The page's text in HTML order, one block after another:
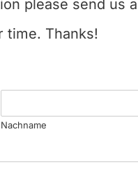
please send us
time. Thanks!
Nachname